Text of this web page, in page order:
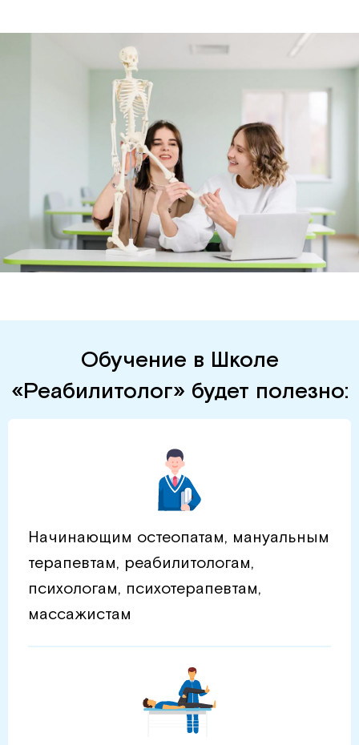
Обучение в Школе
«Реабилитолог» будет полезно:
Начинающим остеопатам, мануальным
терапевтам, реабилитологам,
психологам, психотерапевтам,
массажистам